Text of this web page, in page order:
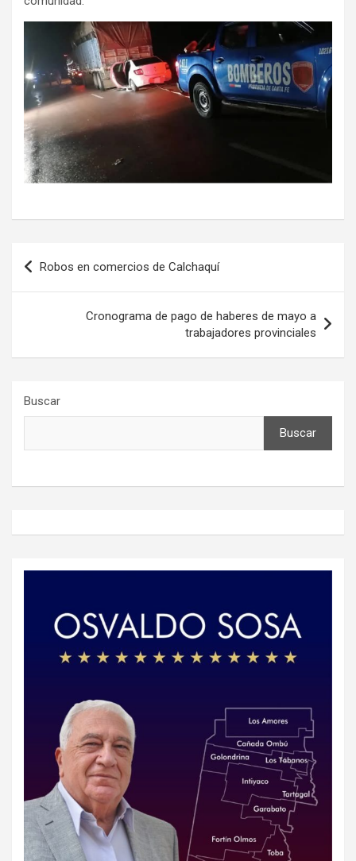
Navegación
de
entradas
Robos en comercios de Calchaquí
Cronograma de pago de haberes de mayo a
trabajadores provinciales
Buscar
Buscar